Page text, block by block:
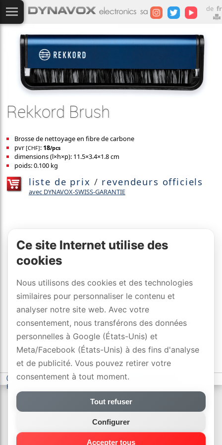
de fr
Rekkord Brush
Brosse de nettoyage en fibre de carbone
pvr [CHF]: 18/pcs
dimensions (l×h×p): 11.5×3.4×1.8 cm
poids: 0.100 kg
liste de prix / revendeurs officiels
avec DYNAVOX-SWISS-GARANTIE
(c) DYNAVOX electronics AG-déclaration de confidentialité
Paramètres des cookies
Ce site Internet utilise des
cookies
Nous utilisons des cookies et des technologies
similaires pour personnaliser le contenu et
analyser notre site web. Avec votre
consentement, nous transférons des données
personnelles à Google (États-Unis) et
Meta/Facebook (États-Unis) à des fins d'analyse
et de publicité. Vous pouvez retirer votre
consentement à tout moment.
Tout refuser
Configurer
Accepter tous